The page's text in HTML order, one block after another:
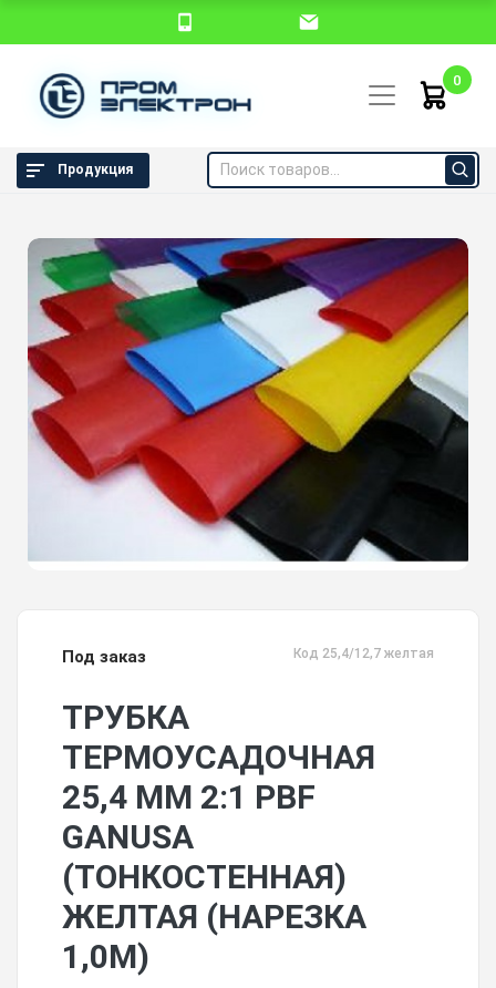
0
Продукция
Под заказ Код 25,4/12,7 желтая
ТРУБКА
ТЕРМОУСАДОЧНАЯ
25,4 ММ 2:1 PBF
GANUSA
(ТОНКОСТЕННАЯ)
ЖЕЛТАЯ (НАРЕЗКА
1,0М)